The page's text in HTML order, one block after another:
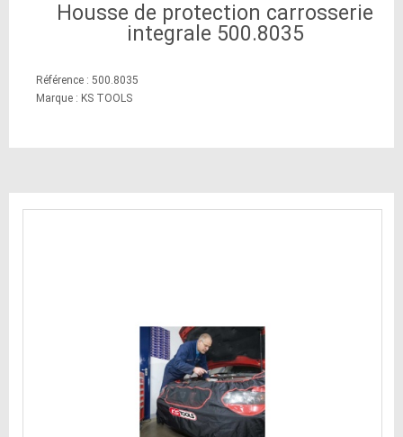
Housse de protection carrosserie
integrale 500.8035
Référence : 500.8035
Marque : KS TOOLS